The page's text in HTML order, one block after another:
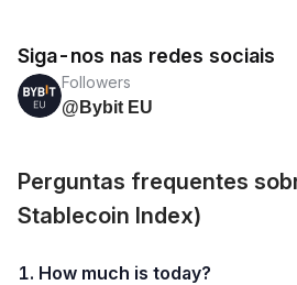
Siga-nos nas redes sociais
Followers
@Bybit EU
Perguntas frequentes
Stablecoin Index)
1. How much is today?